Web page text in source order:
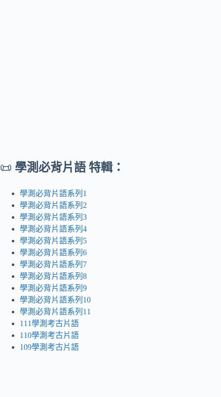
📜 學測必背片語 特輯：
學測必背片語系列1
學測必背片語系列2
學測必背片語系列3
學測必背片語系列4
學測必背片語系列5
學測必背片語系列6
學測必背片語系列7
學測必背片語系列8
學測必背片語系列9
學測必背片語系列10
學測必背片語系列11
111學測考古片語
110學測考古片語
109學測考古片語